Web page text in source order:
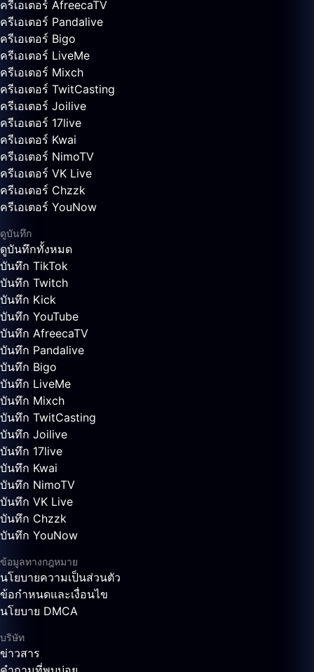
ครีเอเตอร์ AfreecaTV
ครีเอเตอร์ Pandalive
ครีเอเตอร์ Bigo
ครีเอเตอร์ LiveMe
ครีเอเตอร์ Mixch
ครีเอเตอร์ TwitCasting
ครีเอเตอร์ Joilive
ครีเอเตอร์ 17live
ครีเอเตอร์ Kwai
ครีเอเตอร์ NimoTV
ครีเอเตอร์ VK Live
ครีเอเตอร์ Chzzk
ครีเอเตอร์ YouNow
ดูบันทึก
ดูบันทึกทั้งหมด
บันทึก TikTok
บันทึก Twitch
บันทึก Kick
บันทึก YouTube
บันทึก AfreecaTV
บันทึก Pandalive
บันทึก Bigo
บันทึก LiveMe
บันทึก Mixch
บันทึก TwitCasting
บันทึก Joilive
บันทึก 17live
บันทึก Kwai
บันทึก NimoTV
บันทึก VK Live
บันทึก Chzzk
บันทึก YouNow
ข้อมูลทางกฎหมาย
นโยบายความเป็นส่วนตัว
ข้อกำหนดและเงื่อนไข
นโยบาย DMCA
บริษัท
ข่าวสาร